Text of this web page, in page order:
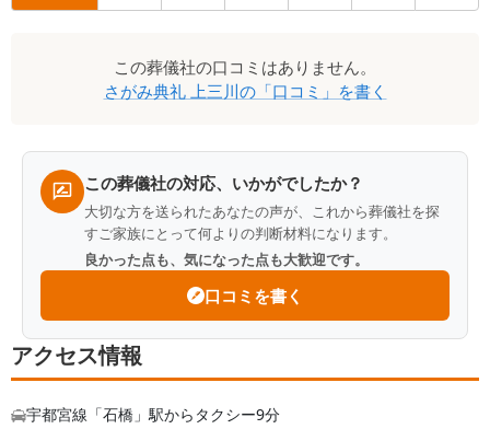
この葬儀社の口コミはありません。
さがみ典礼 上三川の「口コミ」を書く
この葬儀社の対応、いかがでしたか？
大切な方を送られたあなたの声が、これから葬儀社を探
すご家族にとって何よりの判断材料になります。
良かった点も、気になった点も大歓迎です。
口コミを書く
アクセス情報
宇都宮線「石橋」駅からタクシー9分